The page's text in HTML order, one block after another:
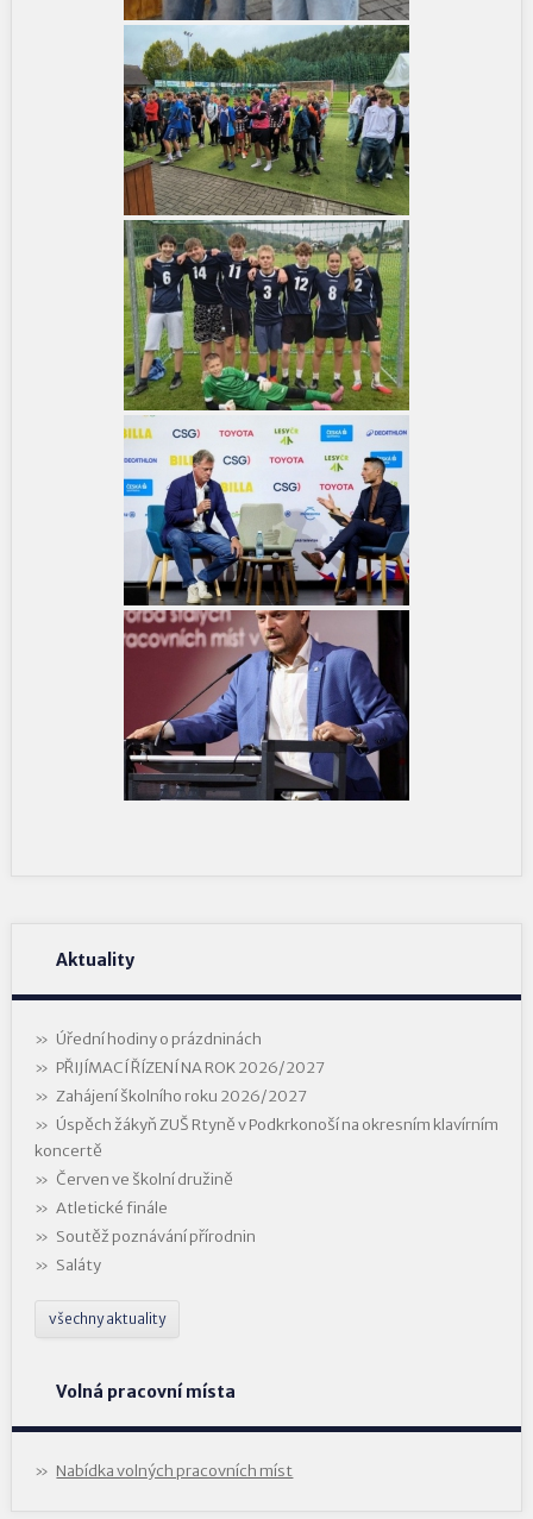
Aktuality
Úřední hodiny o prázdninách
PŘIJÍMACÍ ŘÍZENÍ NA ROK 2026/2027
Zahájení školního roku 2026/2027
Úspěch žákyň ZUŠ Rtyně v Podkrkonoší na okresním klavírním
koncertě
Červen ve školní družině
Atletické finále
Soutěž poznávání přírodnin
Saláty
všechny aktuality
Volná pracovní místa
Nabídka volných pracovních míst